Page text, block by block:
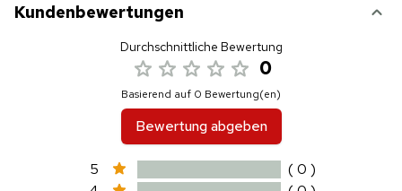
Kundenbewertungen
Durchschnittliche Bewertung
0
Basierend auf 0 Bewertung(en)
Bewertung abgeben
5
( 0 )